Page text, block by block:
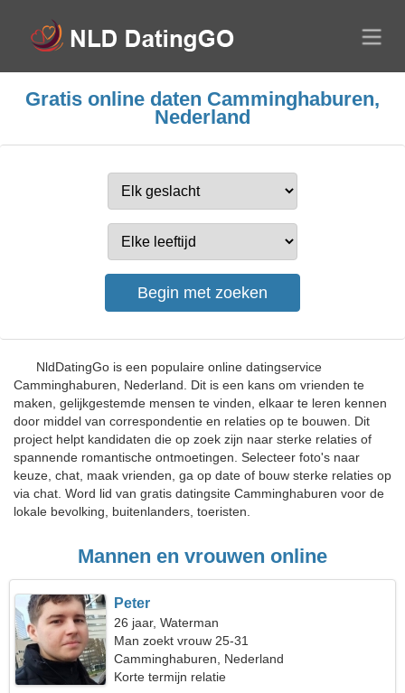
Gratis online daten Camminghaburen,
Nederland
NldDatingGo is een populaire online datingservice
Camminghaburen, Nederland. Dit is een kans om vrienden te
maken, gelijkgestemde mensen te vinden, elkaar te leren kennen
door middel van correspondentie en relaties op te bouwen. Dit
project helpt kandidaten die op zoek zijn naar sterke relaties of
spannende romantische ontmoetingen. Selecteer foto's naar
keuze, chat, maak vrienden, ga op date of bouw sterke relaties op
via chat. Word lid van gratis datingsite Camminghaburen voor de
lokale bevolking, buitenlanders, toeristen.
Mannen en vrouwen online
Peter
26 jaar, Waterman
Man zoekt vrouw 25-31
Camminghaburen, Nederland
Korte termijn relatie